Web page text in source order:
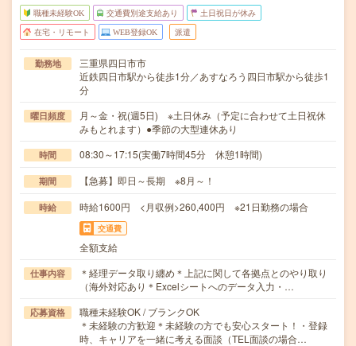
職種未経験OK 交通費別途支給あり 土日祝日が休み
在宅・リモート WEB登録OK 派遣
勤務地
三重県四日市市
近鉄四日市駅から徒歩1分／あすなろう四日市駅から徒歩1
分
曜日頻度
月～金・祝(週5日) ※土日休み（予定に合わせて土日祝休
みもとれます）●季節の大型連休あり
時間 08:30～17:15(実働7時間45分 休憩1時間)
期間 【急募】即日～長期 ※8月～！
時給 時給1600円 <月収例>260,400円 ※21日勤務の場合
交通費
全額支給
仕事内容
＊経理データ取り纏め＊上記に関して各拠点とのやり取り
（海外対応あり＊Excelシートへのデータ入力・…
応募資格
職種未経験OK / ブランクOK
＊未経験の方歓迎＊未経験の方でも安心スタート！・登録
時、キャリアを一緒に考える面談（TEL面談の場合…